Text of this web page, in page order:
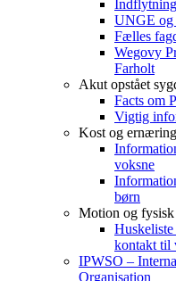
UNGE og
Fælles
Wegovy
Farholt
Akut opstået
Facts om
Vigtig
Kost og ernæring
voksne
børn
Motion og fysisk
kontakt til
IPWSO –
Organisation